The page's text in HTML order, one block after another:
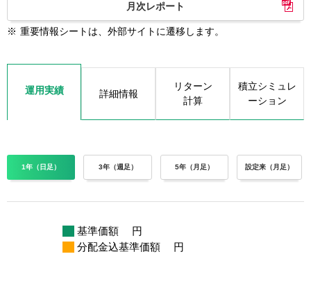
月次レポート
※ 重要情報シートは、外部サイトに遷移します。
運用実績 詳細情報
リターン
計算
積立シミュレ
ーション
1年（日足） 3年（週足） 5年（月足） 設定来（月足）
基準価額
円
分配金込基準価額
円